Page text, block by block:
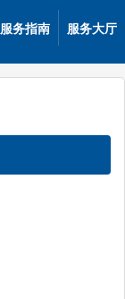
服务指南 服务大厅